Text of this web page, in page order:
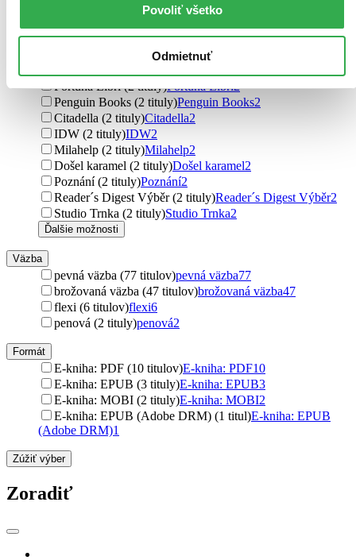
Povoliť všetko
Odmietnuť
Eminent3
Smart Press (2 tituly)Smart Press2
Pragma2
Fortuna Libri (2 tituly)Fortuna Libri2
Penguin Books (2 tituly)Penguin Books2
Citadella (2 tituly)Citadella2
IDW (2 tituly)IDW2
Milahelp (2 tituly)Milahelp2
Došel karamel (2 tituly)Došel karamel2
Poznání (2 tituly)Poznání2
Reader´s Digest Výběr (2 tituly)Reader´s Digest Výběr2
Studio Trnka (2 tituly)Studio Trnka2
Ďalšie možnosti
Väzba
pevná väzba (77 titulov)pevná väzba77
brožovaná väzba (47 titulov)brožovaná väzba47
flexi (6 titulov)flexi6
penová (2 tituly)penová2
Formát
E-kniha: PDF (10 titulov)E-kniha: PDF10
E-kniha: EPUB (3 tituly)E-kniha: EPUB3
E-kniha: MOBI (2 tituly)E-kniha: MOBI2
E-kniha: EPUB (Adobe DRM) (1 titul)E-kniha: EPUB
(Adobe DRM)1
Zúžiť výber
Zoradiť